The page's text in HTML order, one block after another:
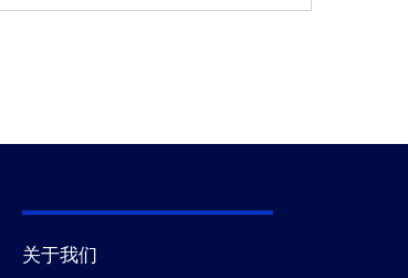
关于我们